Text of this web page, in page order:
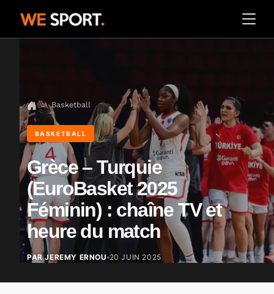
Basketball
BASKETBALL
Grèce – Turquie
(EuroBasket 2025
Féminin) : chaîne TV et
heure du match
PAR JEREMY ERNOU 20 JUIN 2025